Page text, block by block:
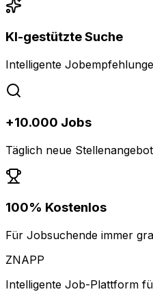
KI-gestützte Suche
Intelligente
+10.000 Jobs
Täglich neue
100% Kostenlos
Für Jobsuchende immer
ZNAPP
Intelligente Job-Plattform